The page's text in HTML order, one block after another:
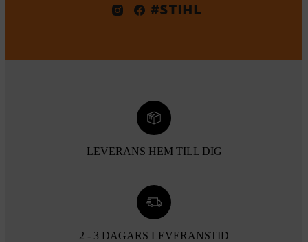
#STIHL
LEVERANS HEM TILL DIG
2 - 3 DAGARS LEVERANSTID